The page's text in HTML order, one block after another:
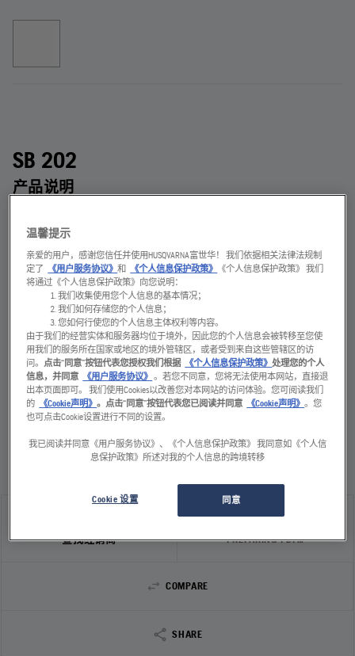
SB 202
产品说明
Husqvarna DXR machines.
打击能量
焦耳
重量
210 千克
最大液压油流量
升每分钟
产品尺寸宽度
410 毫米
BREAKER SB 202
522 48 24‑01
查找经销商 PREPARING PDF…
COMPARE
SHARE
温馨提示
亲爱的用户，感谢您信任并使用HUSQVARNA富世华！ 我们依据相关法律法规制
定了
《用户服务协议》和 《个人信息保护政策》
《个人信息保护政策》 我们
将通过《个人信息保护政策》向您说明：
我们收集使用您个人信息的基本情况；
我们如何存储您的个人信息；
您如何行使您的个人信息主体权利等内容。
由于我们的经营实体和服务器均位于境外，因此您的个人信息会被转移至您使
用我们的服务所在国家或地区的境外管辖区，或者受到来自这些管辖区的访
问。 点击“同意”按钮代表您授权我们根据 《个人信息保护政策》处理您的个人
信息，并同意
《用户服务协议》 。若您不同意，您将无法使用本网站，直接退
出本页面即可。 我们使用Cookies以改善您对本网站的访问体验。您可阅读我们
的
《Cookie声明》。点击“同意”按钮代表您已阅读并同意 《Cookie声明》。您
也可点击Cookie设置进行不同的设置。
我已阅读并同意《用户服务协议》、《个人信息保护政策》 我同意如《个人信
息保护政策》所述对我的个人信息的跨境转移
同意
Cookie 设置